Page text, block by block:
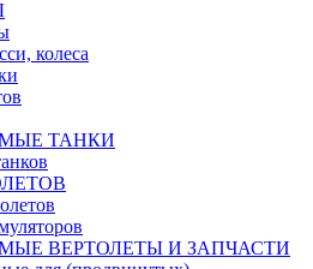
колеса
ТАНКИ
ВЕРТОЛЕТЫ И ЗАПЧАСТИ